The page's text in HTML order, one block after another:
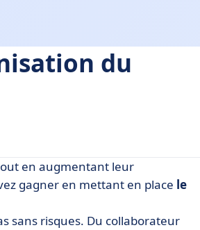
du
en augmentant leur
gagner en mettant en place le
sans risques. Du collaborateur